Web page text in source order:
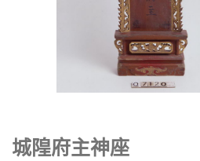
城隍府主神座